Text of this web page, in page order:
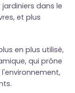
dans le
et plus
en plus utilisé,
qui prône